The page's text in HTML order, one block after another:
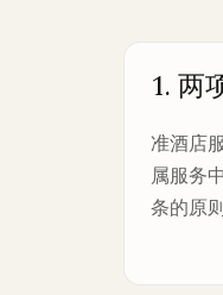
1. 两
准酒店
属服务
条的原